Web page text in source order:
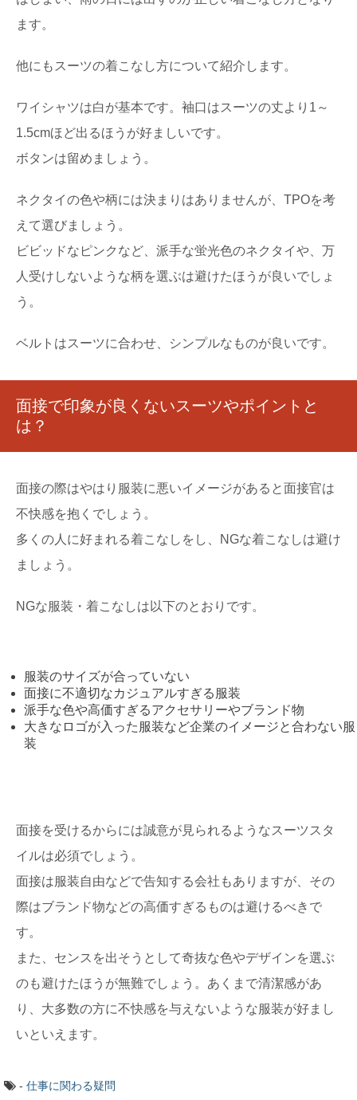
ます。
他にもスーツの着こなし方について紹介します。
ワイシャツは白が基本です。袖口はスーツの丈より1～
1.5cmほど出るほうが好ましいです。
ボタンは留めましょう。
ネクタイの色や柄には決まりはありませんが、TPOを考
えて選びましょう。
ビビッドなピンクなど、派手な蛍光色のネクタイや、万
人受けしないような柄を選ぶは避けたほうが良いでしょ
う。
ベルトはスーツに合わせ、シンプルなものが良いです。
面接で印象が良くないスーツやポイントと
は？
面接の際はやはり服装に悪いイメージがあると面接官は
不快感を抱くでしょう。
多くの人に好まれる着こなしをし、NGな着こなしは避け
ましょう。
NGな服装・着こなしは以下のとおりです。
服装のサイズが合っていない
面接に不適切なカジュアルすぎる服装
派手な色や高価すぎるアクセサリーやブランド物
大きなロゴが入った服装など企業のイメージと合わない服
装
面接を受けるからには誠意が見られるようなスーツスタ
イルは必須でしょう。
面接は服装自由などで告知する会社もありますが、その
際はブランド物などの高価すぎるものは避けるべきで
す。
また、センスを出そうとして奇抜な色やデザインを選ぶ
のも避けたほうが無難でしょう。あくまで清潔感があ
り、大多数の方に不快感を与えないような服装が好まし
いといえます。
- 仕事に関わる疑問